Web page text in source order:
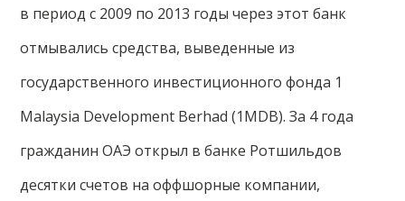
в период с 2009 по 2013 годы через этот банк
отмывались средства, выведенные из
государственного инвестиционного фонда 1
Malaysia Development Berhad (1MDB). За 4 года
гражданин ОАЭ открыл в банке Ротшильдов
десятки счетов на оффшорные компании,